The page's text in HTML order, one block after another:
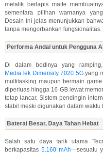
metalik berlapis matte
sementara pilihan warnanya
Desain ini jelas menunjukkan
tanpa mengorbankan fungsionalitas.
Performa Andal untuk Pengguna
Di dalam bodinya yang
MediaTek Dimensity 7020 5Gyang
multitasking maupun bermain
diperluas hingga 16 GB lewat
tetap lancar. Sistem pendingin
stabil meski digunakan dalam waktu
Baterai Besar, Daya Tahan Hebat
Salah satu daya tarik utama
berkapasitas 5.160 mAh—sesuatu